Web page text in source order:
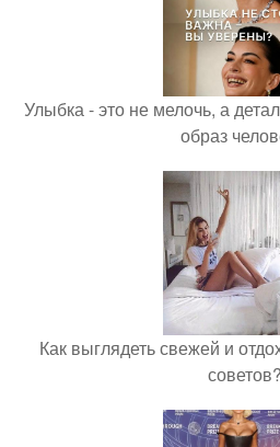
Улыбка - это не мелочь, а
образ
Как выглядеть свежей и
советов?